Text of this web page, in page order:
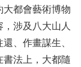
都會藝術博物
涉及八大山人
、作畫謀生、
法上，大都隨